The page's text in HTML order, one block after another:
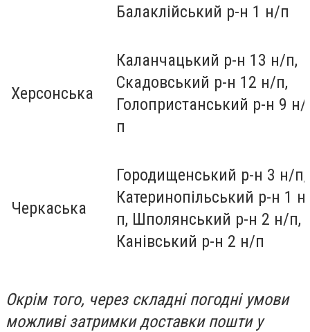
Балаклійський р-н 1 н/п
Херсонська
Каланчацький р-н 13 н/п,
Скадовський р-н 12 н/п,
Голопристанський р-н 9 н/
п
Черкаська
Городищенський р-н 3 н/п,
Катеринопільський р-н 1
п, Шполянський р-н 2 н/п,
Канівський р-н 2 н/п
Окрім того, через складні погодні умови
можливі затримки доставки пошти у